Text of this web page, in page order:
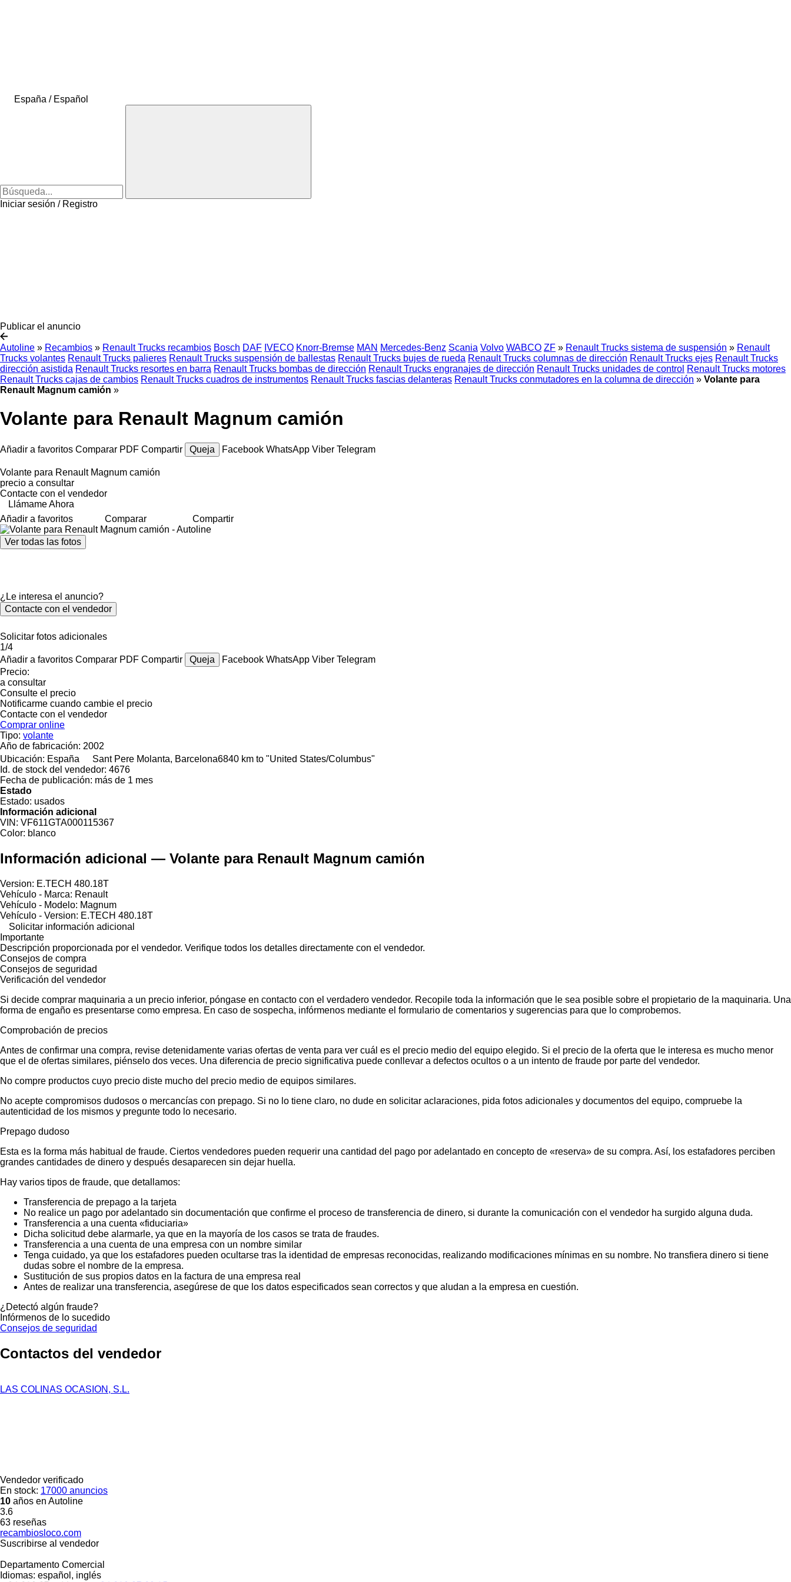
España / Español
Iniciar sesión / Registro
Publicar el anuncio
Autoline » Recambios » Renault Trucks recambios Bosch DAF IVECO Knorr-Bremse MAN Mercedes-Benz Scania Volvo WABCO ZF » Renault Trucks sistema de suspensión » Renault
Trucks volantes Renault Trucks palieres Renault Trucks suspensión de ballestas Renault Trucks bujes de rueda Renault Trucks columnas de dirección Renault Trucks ejes Renault Trucks
dirección asistida Renault Trucks resortes en barra Renault Trucks bombas de dirección Renault Trucks engranajes de dirección Renault Trucks unidades de control Renault Trucks motores
Renault Trucks cajas de cambios Renault Trucks cuadros de instrumentos Renault Trucks fascias delanteras Renault Trucks conmutadores en la columna de dirección » Volante para
Renault Magnum camión »
Volante para Renault Magnum camión
Añadir a favoritos Comparar PDF Compartir Queja Facebook WhatsApp Viber Telegram
Volante para Renault Magnum camión
precio a consultar
Contacte con el vendedor
Llámame Ahora
Añadir a favoritos
Comparar Compartir
Ver todas las fotos
¿Le interesa el anuncio?
Contacte con el vendedor
Solicitar fotos adicionales
1/4
Añadir a favoritos Comparar PDF Compartir Queja Facebook WhatsApp Viber Telegram
Precio:
a consultar
Consulte el precio
Notificarme cuando cambie el precio
Contacte con el vendedor
Comprar online
Tipo: volante
Año de fabricación: 2002
Ubicación: España Sant Pere Molanta, Barcelona6840 km to "United States/Columbus"
Id. de stock del vendedor: 4676
Fecha de publicación: más de 1 mes
Estado
Estado: usados
Información adicional
VIN: VF611GTA000115367
Color: blanco
Información adicional — Volante para Renault Magnum camión
Version: E.TECH 480.18T
Vehículo - Marca: Renault
Vehículo - Modelo: Magnum
Vehículo - Version: E.TECH 480.18T
Solicitar información adicional
Importante
Descripción proporcionada por el vendedor. Verifique todos los detalles directamente con el vendedor.
Consejos de compra
Consejos de seguridad
Verificación del vendedor
Si decide comprar maquinaria a un precio inferior, póngase en contacto con el verdadero vendedor. Recopile toda la información que le sea posible sobre el propietario de la maquinaria. Una
forma de engaño es presentarse como empresa. En caso de sospecha, infórmenos mediante el formulario de comentarios y sugerencias para que lo comprobemos.
Comprobación de precios
Antes de confirmar una compra, revise detenidamente varias ofertas de venta para ver cuál es el precio medio del equipo elegido. Si el precio de la oferta que le interesa es mucho menor
que el de ofertas similares, piénselo dos veces. Una diferencia de precio significativa puede conllevar a defectos ocultos o a un intento de fraude por parte del vendedor.
No compre productos cuyo precio diste mucho del precio medio de equipos similares.
No acepte compromisos dudosos o mercancías con prepago. Si no lo tiene claro, no dude en solicitar aclaraciones, pida fotos adicionales y documentos del equipo, compruebe la
autenticidad de los mismos y pregunte todo lo necesario.
Prepago dudoso
Esta es la forma más habitual de fraude. Ciertos vendedores pueden requerir una cantidad del pago por adelantado en concepto de «reserva» de su compra. Así, los estafadores perciben
grandes cantidades de dinero y después desaparecen sin dejar huella.
Hay varios tipos de fraude, que detallamos:
Transferencia de prepago a la tarjeta
No realice un pago por adelantado sin documentación que confirme el proceso de transferencia de dinero, si durante la comunicación con el vendedor ha surgido alguna duda.
Transferencia a una cuenta «fiduciaria»
Dicha solicitud debe alarmarle, ya que en la mayoría de los casos se trata de fraudes.
Transferencia a una cuenta de una empresa con un nombre similar
Tenga cuidado, ya que los estafadores pueden ocultarse tras la identidad de empresas reconocidas, realizando modificaciones mínimas en su nombre. No transfiera dinero si tiene
dudas sobre el nombre de la empresa.
Sustitución de sus propios datos en la factura de una empresa real
Antes de realizar una transferencia, asegúrese de que los datos especificados sean correctos y que aludan a la empresa en cuestión.
¿Detectó algún fraude?
Infórmenos de lo sucedido
Consejos de seguridad
Contactos del vendedor
LAS COLINAS OCASION, S.L.
Vendedor verificado
En stock: 17000 anuncios
10 años en Autoline
3.6
63 reseñas
recambiosloco.com
Suscribirse al vendedor
Departamento Comercial
Idiomas: español, inglés